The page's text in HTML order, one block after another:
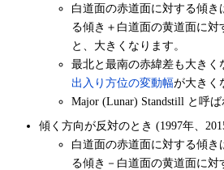
白道面の赤道面に対する傾
る傾き＋白道面の黄道面に対
と、大きくなります。
最北と最南の赤緯差も大きく
出入り方位の変動幅が大きく
Major (Lunar) Standstill と呼
傾く方向が反対のとき (1997年、
白道面の赤道面に対する傾
る傾き－白道面の黄道面に対